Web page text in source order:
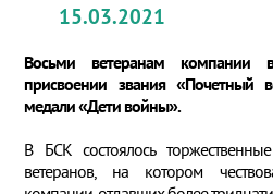
15.03.2021
Восьми ветеранам компании
присвоении звания «Почетный
медали «Дети войны».
В БСК состоялось
ветеранов, на котором